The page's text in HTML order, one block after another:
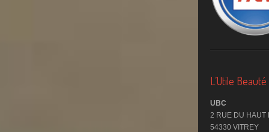
L’Utile
UBC
2 RUE DU HAUT
54330 VITREY